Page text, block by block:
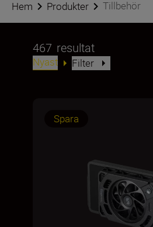
Hem Produkter Tillbehör
467 resultat
Nyast Filter
Spara